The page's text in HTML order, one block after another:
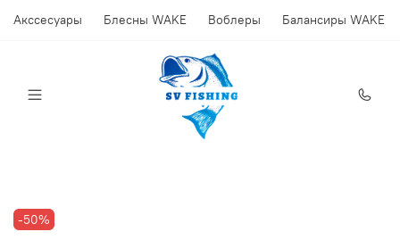
Акссесуары Блесны WAKE Воблеры Балансиры WAKE
-50%